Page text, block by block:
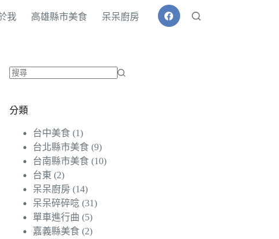
我 高雄縣市美食 呆呆廚房
到
分類
台中美食 (1)
台北縣市美食 (9)
台南縣市美食 (10)
台東 (2)
呆呆廚房 (14)
呆呆碎碎唸 (31)
單車進行曲 (5)
嘉義縣美食 (2)